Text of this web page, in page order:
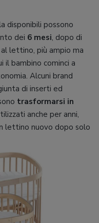
disponibili possono
dei 6 mesi, dopo di
lettino, più ampio ma
il bambino cominci a
Alcuni brand
di inserti ed
trasformarsi in
anche per anni,
lettino nuovo dopo solo